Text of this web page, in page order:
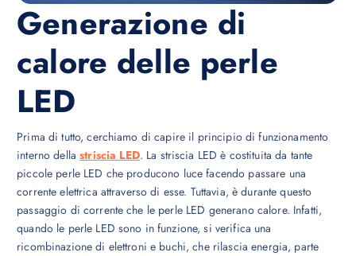
Generazione di
calore delle perle
LED
Prima di tutto, cerchiamo di capire il principio di funzionamento
interno dellastriscia LED. La striscia LED è costituita da tante
piccole perle LED che producono luce facendo passare una
corrente elettrica attraverso di esse. Tuttavia, è durante questo
passaggio di corrente che le perle LED generano calore. Infatti,
quando le perle LED sono in funzione, si verifica una
ricombinazione di elettroni e buchi, che rilascia energia, parte